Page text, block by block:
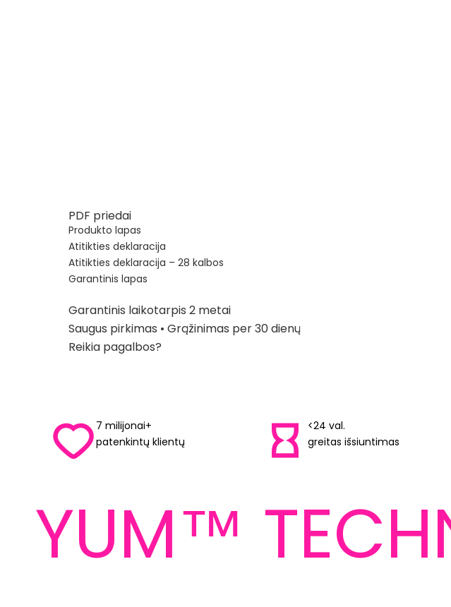
PDF priedai
Produkto lapas
Atitikties deklaracija
Atitikties deklaracija – 28 kalbos
Garantinis lapas
Garantinis laikotarpis 2 metai
Saugus pirkimas • Grąžinimas per 30 dienų
Reikia pagalbos?
7 milijonai+
patenkintų klientų
<24 val.
greitas išsiuntimas
YUM™
YUM™ TECHNOLOGIJOS
yra avalynės
konstrukcijos ARELAX®
LIBERYUM™
Laisvė mažajam pirštui. Ir